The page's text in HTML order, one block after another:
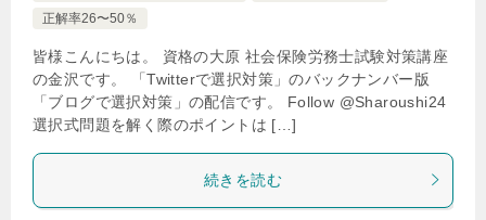
正解率26〜50％
皆様こんにちは。 資格の大原 社会保険労務士試験対策講座
の金沢です。 「Twitterで選択対策」のバックナンバー版
「ブログで選択対策」の配信です。 Follow @Sharoushi24
選択式問題を解く際のポイントは […]
続きを読む